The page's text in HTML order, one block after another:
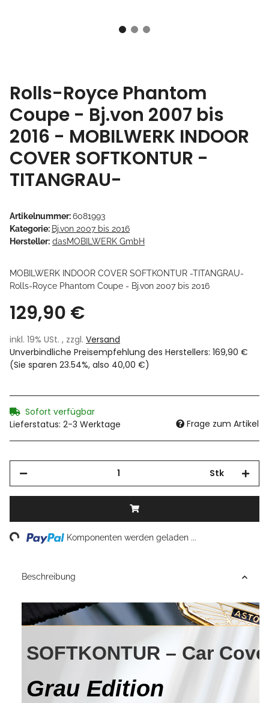
Rolls-Royce Phantom
Coupe - Bj.von 2007 bis
2016 - MOBILWERK INDOOR
COVER SOFTKONTUR -
TITANGRAU-
Artikelnummer:6081993
Kategorie: Bj.von 2007 bis 2016
Hersteller: dasMOBILWERK GmbH
MOBILWERK INDOOR COVER SOFTKONTUR -TITANGRAU-
Rolls-Royce Phantom Coupe - Bj.von 2007 bis 2016
129,90 €
inkl. 19% USt. , zzgl. Versand
Unverbindliche Preisempfehlung des Herstellers: 169,90 €
(Sie sparen 23.54%, also 40,00 €)
Sofort verfügbar
Lieferstatus: 2-3 Werktage
Frage zum Artikel
Stk
Loading... Komponenten werden geladen ...
Beschreibung